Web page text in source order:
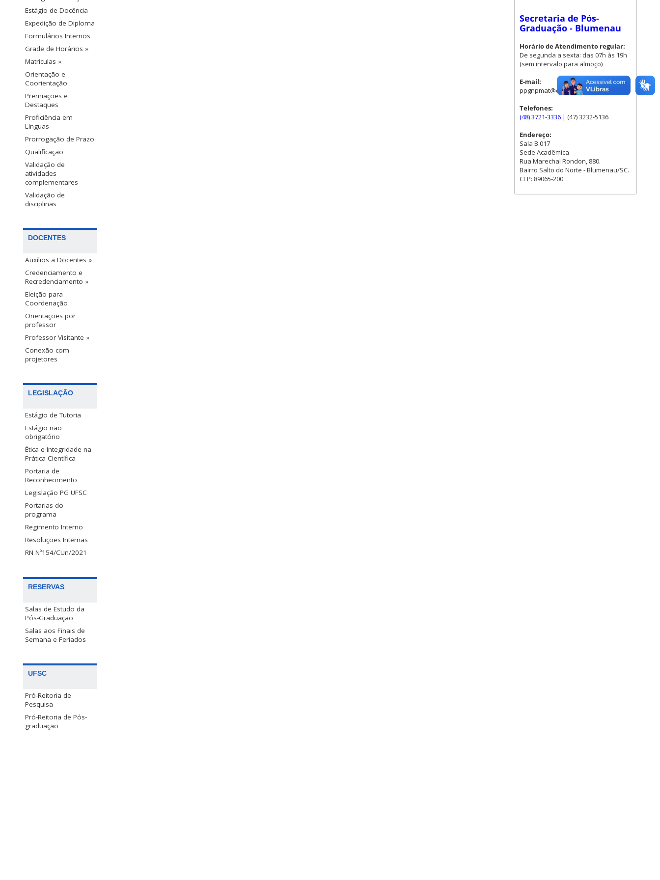
Estágio de Docência
Expedição de Diploma
Formulários Internos
Grade de Horários »
Matrículas »
Orientação e
Coorientação
Premiações e
Destaques
Proficiência em
Línguas
Prorrogação de Prazo
Qualificação
Validação de
atividades
complementares
Validação de
disciplinas
DOCENTES
Auxílios a Docentes »
Credenciamento e
Recredenciamento »
Eleição para
Coordenação
Orientações por
professor
Professor Visitante »
Conexão com
projetores
LEGISLAÇÃO
Estágio de Tutoria
Estágio não
obrigatório
Ética e Integridade na
Prática Científica
Portaria de
Reconhecimento
Legislação PG UFSC
Portarias do
programa
Regimento Interno
Resoluções Internas
RN Nº154/CUn/2021
RESERVAS
Salas de Estudo da
Pós-Graduação
Salas aos Finais de
Semana e Feriados
UFSC
Pró-Reitoria de
Pesquisa
Pró-Reitoria de Pós-
graduação
Secretaria de Pós-
Graduação - Blumenau
Horário de Atendimento regular:
De segunda a sexta: das 07h às 19h
(sem intervalo para almoço)
E-mail:
ppgnpmat@contato.ufsc.br
Telefones:
(48) 3721-3336 | (47) 3232-5136
Endereço:
Sala B.017
Sede Acadêmica
Rua Marechal Rondon, 880.
Bairro Salto do Norte - Blumenau/SC.
CEP: 89065-200